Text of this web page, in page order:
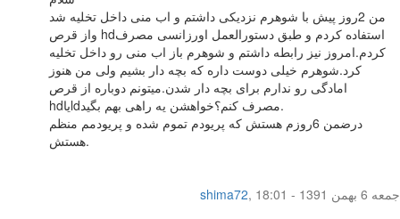
من 2روز پیش با شوهرم نزدیکی داشتم و اب منی داخل تخلیه شد
واز قرص hdاستفاده کردم و طبق دستورالعمل اورزانسی مصرف
کردم.امروز نیز رابطه داشتم و شوهرم باز اب منی رو داخل تخلیه
کرد.شوهرم خیلی دوست داره که بچه دار بشیم ولی من هنوز
امادگی رو ندارم برای بچه دار شدن.میتونم دوباره از قرص
hdیاldمصرف کنم؟خواهشن یه راهی بهم بگید.
درضمن 6روزم هستش که پریودم تموم شده و پریودمم منظم
هستش.
shima72,
جمعه 6 بهمن 1391 - 18:01